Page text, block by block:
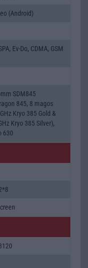
(Android)
Ev-Do, CDMA, GSM
SDM845
845, 8 magos
Kryo 385 Gold &
Kryo 385 Silver),
630